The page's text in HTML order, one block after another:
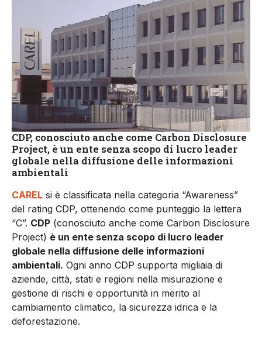
CDP, conosciuto anche come Carbon Disclosure
Project, è un ente senza scopo di lucro leader
globale nella diffusione delle informazioni
ambientali
CAREL si è classificata nella categoria “Awareness”
del rating CDP, ottenendo come punteggio la lettera
“C”. CDP (conosciuto anche come Carbon Disclosure
Project) è un ente senza scopo di lucro leader
globale nella diffusione delle informazioni
ambientali. Ogni anno CDP supporta migliaia di
aziende, città, stati e regioni nella misurazione e
gestione di rischi e opportunità in merito al
cambiamento climatico, la sicurezza idrica e la
deforestazione.